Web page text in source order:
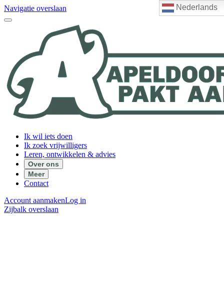
Nederlands
Navigatie overslaan
Ik wil iets doen
Ik zoek vrijwilligers
Leren, ontwikkelen & advies
Over ons
Meer
Contact
Account aanmakenLog in
Zijbalk overslaan